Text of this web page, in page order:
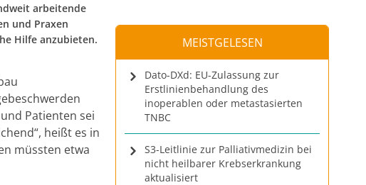
arbeitende
und Praxen
Hilfe anzubieten.
Patienten sei
heißt es in
müssten etwa
MEISTGELESEN
Dato-DXd: EU-Zulassung zur
Erstlinienbehandlung des
inoperablen oder metastasierten
TNBC
S3-Leitlinie zur Palliativmedizin bei
nicht heilbarer Krebserkrankung
aktualisiert